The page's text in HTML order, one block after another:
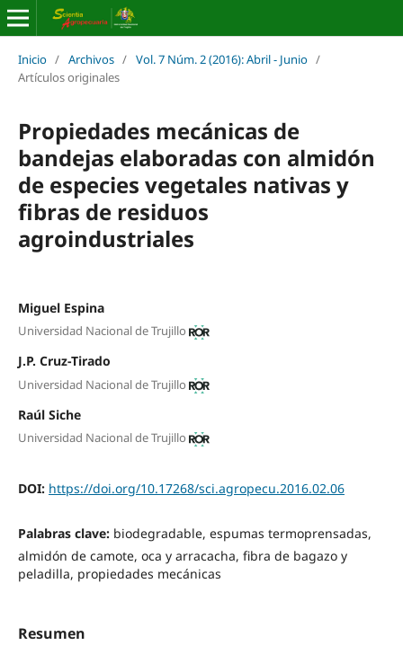
Inicio / Archivos / Vol. 7 Núm. 2 (2016): Abril - Junio /
Artículos originales
Propiedades mecánicas de
bandejas elaboradas con almidón
de especies vegetales nativas y
fibras de residuos
agroindustriales
Miguel Espina
Universidad Nacional de Trujillo
J.P. Cruz-Tirado
Universidad Nacional de Trujillo
Raúl Siche
Universidad Nacional de Trujillo
DOI: https://doi.org/10.17268/sci.agropecu.2016.02.06
Palabras clave: biodegradable, espumas termoprensadas,
almidón de camote, oca y arracacha, fibra de bagazo y
peladilla, propiedades mecánicas
Resumen